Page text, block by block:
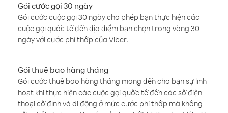
Gói cước gọi 30 ngày
Gói cước cuộc gọi 30 ngày cho phép bạn thực hiện các
cuộc gọi quốc tế đến địa điểm bạn chọn trong vòng 30
ngày với cước phí thấp của Viber.
Gói thuê bao hàng tháng
Gói cước thuê bao hàng tháng mang đến cho bạn sự linh
hoạt khi thực hiện các cuộc gọi quốc tế đến các số điện
thoại cố định và di động ở mức cước phí thấp mà không